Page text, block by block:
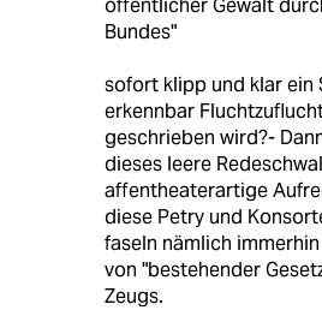
öffentlicher Gewalt
Bundes"
sofort klipp und klar ein
erkennbar
geschrieben wird?-
dieses leere
affentheaterartige
diese Petry und
faseln nämlich
von "bestehender
Zeugs.